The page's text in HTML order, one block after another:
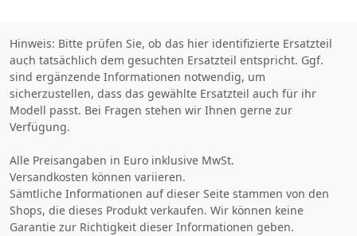
VerletzungsgefahrWir
empfehlen die Montage
durch einen Kraftfahrzeug-
Fachbetrieb
Hinweis: Bitte prüfen Sie, ob das hier identifizierte Ersatzteil
auch tatsächlich dem gesuchten Ersatzteil entspricht. Ggf.
sind ergänzende Informationen notwendig, um
sicherzustellen, dass das gewählte Ersatzteil auch für ihr
Modell passt. Bei Fragen stehen wir Ihnen gerne zur
Verfügung.
Alle Preisangaben in Euro inklusive MwSt.
Versandkosten können variieren.
Sämtliche Informationen auf dieser Seite stammen von den
Shops, die dieses Produkt verkaufen. Wir können keine
Garantie zur Richtigkeit dieser Informationen geben.